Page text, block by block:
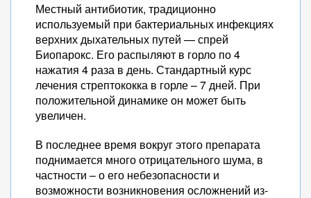
Местный антибиотик, традиционно
используемый при бактериальных инфекциях
верхних дыхательных путей — спрей
Биопарокс. Его распыляют в горло по 4
нажатия 4 раза в день. Стандартный курс
лечения стрептококка в горле – 7 дней. При
положительной динамике он может быть
увеличен.
В последнее время вокруг этого препарата
поднимается много отрицательного шума, в
частности – о его небезопасности и
возможности возникновения осложнений из-